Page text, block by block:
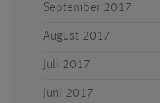
September 2017
August 2017
Juli 2017
Juni 2017